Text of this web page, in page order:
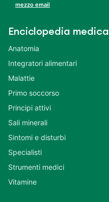
mezzo email
Enciclopedia medica
Anatomia
Integratori alimentari
Malattie
Primo soccorso
Principi attivi
Sali minerali
Sintomi e disturbi
Specialisti
Strumenti medici
Vitamine